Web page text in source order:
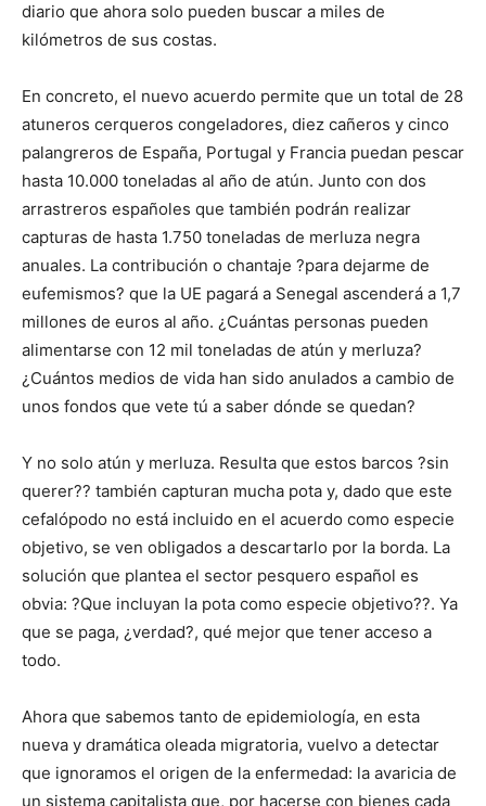
diario que ahora solo pueden buscar a miles de
kilómetros de sus costas.
En concreto, el nuevo acuerdo permite que un total de 28
atuneros cerqueros congeladores, diez cañeros y cinco
palangreros de España, Portugal y Francia puedan pescar
hasta 10.000 toneladas al año de atún. Junto con dos
arrastreros españoles que también podrán realizar
capturas de hasta 1.750 toneladas de merluza negra
anuales. La contribución o chantaje ?para dejarme de
eufemismos? que la UE pagará a Senegal ascenderá a 1,7
millones de euros al año. ¿Cuántas personas pueden
alimentarse con 12 mil toneladas de atún y merluza?
¿Cuántos medios de vida han sido anulados a cambio de
unos fondos que vete tú a saber dónde se quedan?
Y no solo atún y merluza. Resulta que estos barcos ?sin
querer?? también capturan mucha pota y, dado que este
cefalópodo no está incluido en el acuerdo como especie
objetivo, se ven obligados a descartarlo por la borda. La
solución que plantea el sector pesquero español es
obvia: ?Que incluyan la pota como especie objetivo??. Ya
que se paga, ¿verdad?, qué mejor que tener acceso a
todo.
Ahora que sabemos tanto de epidemiología, en esta
nueva y dramática oleada migratoria, vuelvo a detectar
que ignoramos el origen de la enfermedad: la avaricia de
un sistema capitalista que, por hacerse con bienes cada